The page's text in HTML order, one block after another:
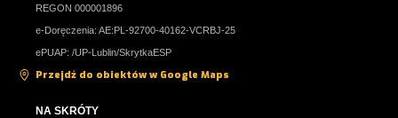
REGON 000001896
e-Doręczenia: AE:PL-92700-40162-VCRBJ-25
ePUAP: /UP-Lublin/SkrytkaESP
Przejdź do obiektów w Google Maps
NA SKRÓTY